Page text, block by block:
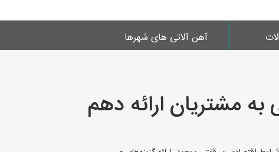
آهن آلاتی های شهرها
مشتریان ارائه دهم